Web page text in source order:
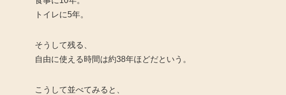
トイレに5年。
そうして残る、
自由に使える時間は約38年ほどだという。
こうして並べてみると、